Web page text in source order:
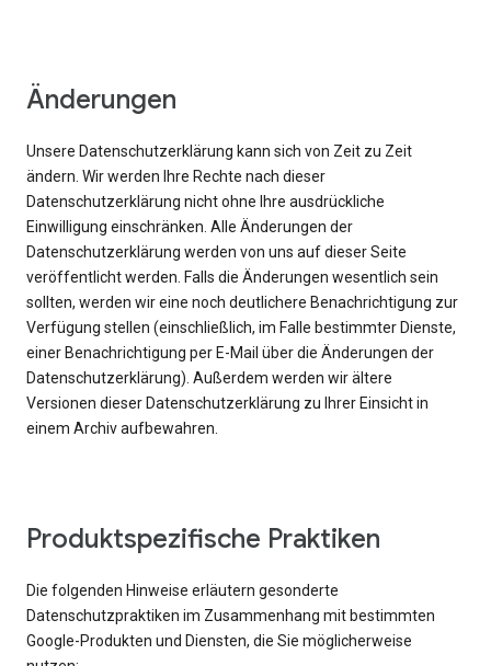
Änderungen
Unsere Datenschutzerklärung kann sich von Zeit zu Zeit
ändern. Wir werden Ihre Rechte nach dieser
Datenschutzerklärung nicht ohne Ihre ausdrückliche
Einwilligung einschränken. Alle Änderungen der
Datenschutzerklärung werden von uns auf dieser Seite
veröffentlicht werden. Falls die Änderungen wesentlich sein
sollten, werden wir eine noch deutlichere Benachrichtigung zur
Verfügung stellen (einschließlich, im Falle bestimmter Dienste,
einer Benachrichtigung per E-Mail über die Änderungen der
Datenschutzerklärung). Außerdem werden wir ältere
Versionen dieser Datenschutzerklärung zu Ihrer Einsicht in
einem Archiv aufbewahren.
Produktspezifische Praktiken
Die folgenden Hinweise erläutern gesonderte
Datenschutzpraktiken im Zusammenhang mit bestimmten
Google-Produkten und Diensten, die Sie möglicherweise